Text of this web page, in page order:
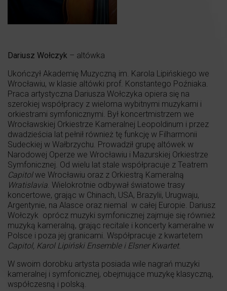
Dariusz Wołczyk – altówka
Ukończył Akademię Muzyczną im. Karola Lipińskiego we
Wrocławiu, w klasie altówki prof. Konstantego Poźniaka.
Praca artystyczna Dariusza Wołczyka opiera się na
szerokiej współpracy z wieloma wybitnymi muzykami i
orkiestrami symfonicznymi. Był koncertmistrzem we
Wrocławskiej Orkiestrze Kameralnej Leopoldinum i przez
dwadzieścia lat pełnił również tę funkcję w Filharmonii
Sudeckiej w Wałbrzychu. Prowadził grupę altówek w
Narodowej Operze we Wrocławiu i Mazurskiej Orkiestrze
Symfonicznej. Od wielu lat stale współpracuje z Teatrem
Capitolwe Wrocławiu oraz z Orkiestrą Kameralną
Wratislavia. Wielokrotnie odbywał światowe trasy
koncertowe, grając w Chinach, USA, Brazylii, Urugwaju,
Argentynie, na Alasce oraz niemal w całej Europie. Dariusz
Wołczyk oprócz muzyki symfonicznej zajmuje się również
muzyką kameralną, grając recitale i koncerty kameralne w
Polsce i poza jej granicami. Współpracuje z kwartetem
Capitol, Karol Lipiński Ensemble i Elsner Kwartet.
W swoim dorobku artysta posiada wile nagrań muzyki
kameralnej i symfonicznej, obejmujące muzykę klasyczną,
współczesną i polską.